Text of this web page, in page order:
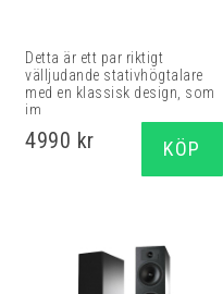
Detta är ett par riktigt
välljudande stativhögtalare
med en klassisk design, som
im...
4990 kr KÖP